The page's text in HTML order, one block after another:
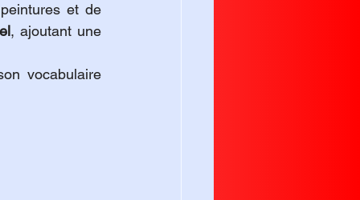
et de
, ajoutant une
vocabulaire